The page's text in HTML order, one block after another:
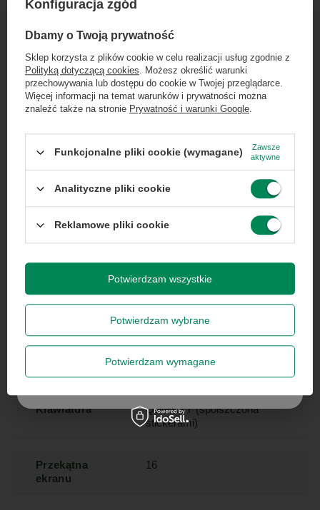
Wysokość
Głębokość
produktu
20
20
Wysokość
towaru w
centymetrach
Więcej
5 Więcej
Szerokość
towaru w
20 Więcej
Długość towaru
Więcej
20 Więcej
Używany
Klawiatura
QWERTY (spolszczona
stickerami)
Przekątna
ekranu
16
Dołącz do newslettera Green
Computers
Zgarnij jako pierwszy informacje o zniżkach i
rabatach w naszym sklepie!
...lub zadzwoń od razu, aby odebrać
przy zamówieniu telefonicznym
50 zł rabatu!
Rabat 50 zł przy zamówieniach powyżej 300 zł. Oferta
obejmuje zamówień hurtowych.
na potrzeby newslettera. Więcej wpolityce
Zapisz się
Konfiguracja zgód
Dbamy o Twoją prywatność
Sklep korzysta z plików cookie w celu realizacji usług zgodnie z
Polityką dotyczącą cookies. Możesz określić warunki
przechowywania lub dostępu do cookie w Twojej przeglądarce.
Więcej informacji na temat warunków i prywatności można
znaleźć także na stronie Prywatność i warunki Google.
Funkcjonalne pliki cookie (wymagane)
Zawsze
aktywne
Analityczne pliki cookie
Reklamowe pliki cookie
Potwierdzam wybrane
Potwierdzam wymagane
Potwierdzam wszystkie